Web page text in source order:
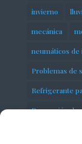
invierno
mecánica
neumáticos de
Problemas de
Refrigerante
Reparación de